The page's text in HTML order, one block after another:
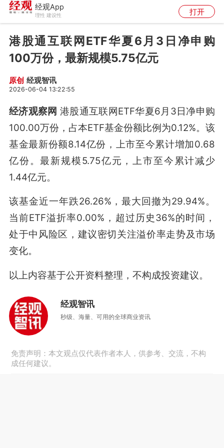
经观App
理性 建设性 打开
港股通互联网ETF华夏6月3日净申购
100万份，最新规模5.75亿元
原创 经观智讯
2026-06-04 13:22:55
经济观察网 港股通互联网ETF华夏6月3日净申购
100.00万份，占本ETF基金份额比例为0.12%。该
基金最新份额8.14亿份，上市至今累计增加0.68
亿份。最新规模5.75亿元，上市至今累计减少
1.44亿元。
该基金近一年跌26.26%，最大回撤为29.94%。
当前ETF溢折率0.00%，超过历史36%的时间，
处于中风险区，建议密切关注溢价率走势及市场
变化。
以上内容基于公开资料整理，不构成投资建议。
经观智讯
秒级、海量、可用的全球商业资讯
免责声明：本文观点仅代表作者本人，供参考、交流，不构
成任何建议。